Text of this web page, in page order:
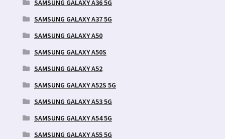
SAMSUNG GALAXY A36 5G
SAMSUNG GALAXY A37 5G
SAMSUNG GALAXY A50
SAMSUNG GALAXY A50S
SAMSUNG GALAXY A52
SAMSUNG GALAXY A52S 5G
SAMSUNG GALAXY A53 5G
SAMSUNG GALAXY A54 5G
SAMSUNG GALAXY A55 5G